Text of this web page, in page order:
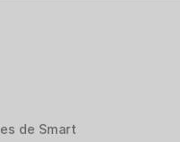
de Smart